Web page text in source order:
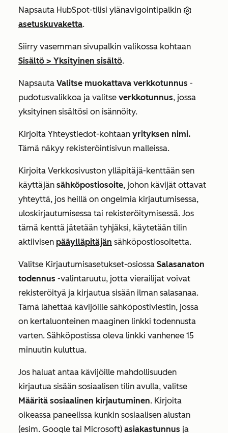
Napsauta HubSpot-tilisi ylänavigointipalkin
asetuskuvaketta.
Siirry vasemman sivupalkin valikossa kohtaan
Sisältö > Yksityinen sisältö.
Napsauta Valitse muokattava verkkotunnus -
pudotusvalikkoa ja valitse verkkotunnus, jossa
yksityinen sisältösi on isännöity.
Kirjoita Yhteystiedot-kohtaan yrityksen nimi.
Tämä näkyy rekisteröintisivun malleissa.
Kirjoita Verkkosivuston ylläpitäjä-kenttään sen
käyttäjän sähköpostiosoite, johon kävijät ottavat
yhteyttä, jos heillä on ongelmia kirjautumisessa,
uloskirjautumisessa tai rekisteröitymisessä. Jos
tämä kenttä jätetään tyhjäksi, käytetään tilin
aktiivisen pääylläpitäjän sähköpostiosoitetta.
Valitse Kirjautumisasetukset-osiossa Salasanaton
todennus -valintaruutu, jotta vierailijat voivat
rekisteröityä ja kirjautua sisään ilman salasanaa.
Tämä lähettää kävijöille sähköpostiviestin, jossa
on kertaluonteinen maaginen linkki todennusta
varten. Sähköpostissa oleva linkki vanhenee 15
minuutin kuluttua.
Jos haluat antaa kävijöille mahdollisuuden
kirjautua sisään sosiaalisen tilin avulla, valitse
Määritä sosiaalinen kirjautuminen. Kirjoita
oikeassa paneelissa kunkin sosiaalisen alustan
(esim. Google tai Microsoft) asiakastunnus ja